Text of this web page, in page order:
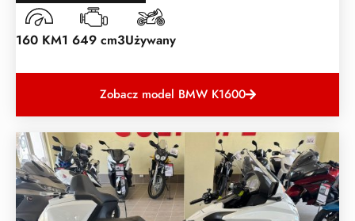
160 KM1 649 cm3Używany
Zobacz model BMW K1600